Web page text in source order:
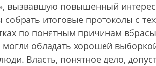
вызвавшую повышенный интерес
итоговые протоколы с
по понятным причинам
могли обладать хорошей
Власть, понятное дело,